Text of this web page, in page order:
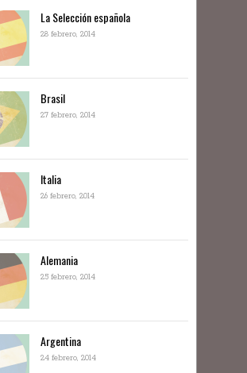
La Selección española
28 febrero, 2014
Brasil
27 febrero, 2014
Italia
26 febrero, 2014
Alemania
25 febrero, 2014
Argentina
24 febrero, 2014